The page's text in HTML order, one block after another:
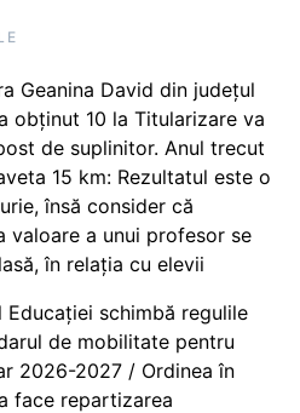
Geanina David din județul
obținut 10 la Titularizare va
de suplinitor. Anul trecut
15 km: Rezultatul este o
însă consider că
valoare a unui profesor se
în relația cu elevii
Educației schimbă regulile
de mobilitate pentru
2026-2027 / Ordinea în
face repartizarea